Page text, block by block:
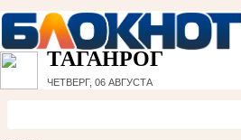
ТАГАНРОГ
ЧЕТВЕРГ, 06 АВГУСТА